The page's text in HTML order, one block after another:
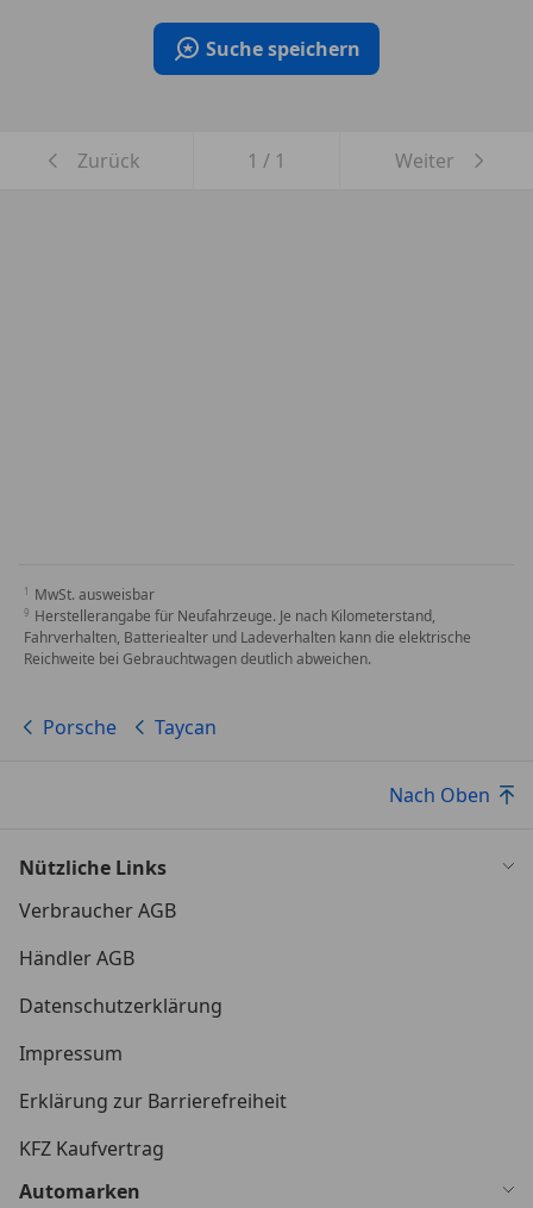
Suche speichern
Zurück 1 / 1 Weiter
MwSt. ausweisbar
Herstellerangabe für Neufahrzeuge. Je nach Kilometerstand,
Fahrverhalten, Batteriealter und Ladeverhalten kann die elektrische
Reichweite bei Gebrauchtwagen deutlich abweichen.
Porsche Taycan
Nach Oben
Nützliche Links
Verbraucher AGB
Händler AGB
Datenschutzerklärung
Impressum
Erklärung zur Barrierefreiheit
KFZ Kaufvertrag
Automarken